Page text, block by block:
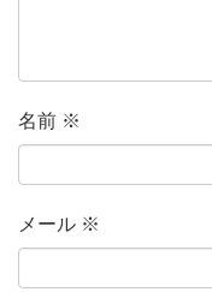
名前 ※
メール ※